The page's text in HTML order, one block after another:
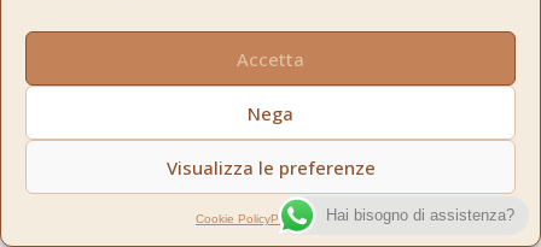
Accetta
Nega
Visualizza le preferenze
Cookie PolicyPrivacy policy
Guardaroba Marissa
Hai bisogno di assistenza?